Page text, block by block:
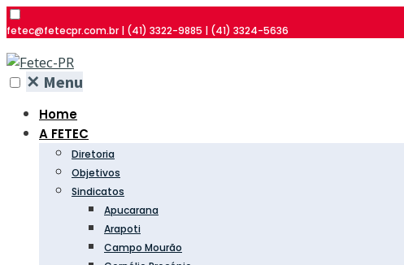
fetec@fetecpr.com.br | (41) 3322-9885 | (41) 3324-5636
✕ Menu
Home
A FETEC
Diretoria
Objetivos
Sindicatos
Apucarana
Arapoti
Campo Mourão